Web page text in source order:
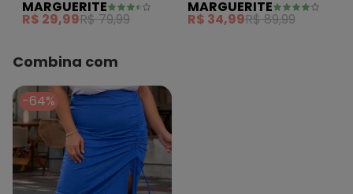
Matelassê
MARGUERITE
R$ 29,99R$ 79,99
Canelado
MARGUERITE
R$ 34,99R$ 89,99
Combina com
-64%